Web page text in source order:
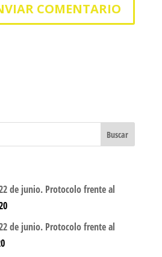
de junio. Protocolo frente al
de junio. Protocolo frente al